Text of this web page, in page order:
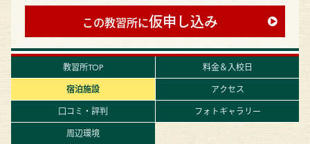
この教習所に仮申し込み
教習所TOP
料金＆入校日
宿泊施設
アクセス
口コミ・評判
フォトギャラリー
周辺環境